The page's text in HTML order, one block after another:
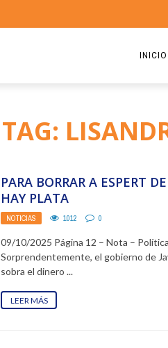
INICIO
TAG:
PARA BORRAR A ESPERT
HAY PLATA
NOTICIAS 1012 0
09/10/2025 Página 12 – Nota –
Sorprendentemente, el gobierno de
sobra el dinero ...
LEER MÁS